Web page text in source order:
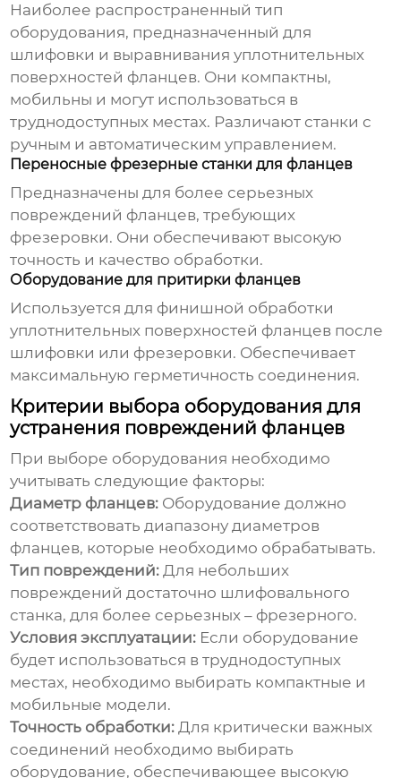
Наиболее распространенный тип
оборудования, предназначенный для
шлифовки и выравнивания уплотнительных
поверхностей фланцев. Они компактны,
мобильны и могут использоваться в
труднодоступных местах. Различают станки с
ручным и автоматическим управлением.
Переносные фрезерные станки для фланцев
Предназначены для более серьезных
повреждений фланцев, требующих
фрезеровки. Они обеспечивают высокую
точность и качество обработки.
Оборудование для притирки фланцев
Используется для финишной обработки
уплотнительных поверхностей фланцев после
шлифовки или фрезеровки. Обеспечивает
максимальную герметичность соединения.
Критерии выбора оборудования для
устранения повреждений фланцев
При выборе оборудования необходимо
учитывать следующие факторы:
Диаметр фланцев: Оборудование должно
соответствовать диапазону диаметров
фланцев, которые необходимо обрабатывать.
Тип повреждений: Для небольших
повреждений достаточно шлифовального
станка, для более серьезных – фрезерного.
Условия эксплуатации: Если оборудование
будет использоваться в труднодоступных
местах, необходимо выбирать компактные и
мобильные модели.
Точность обработки: Для критически важных
соединений необходимо выбирать
оборудование, обеспечивающее высокую